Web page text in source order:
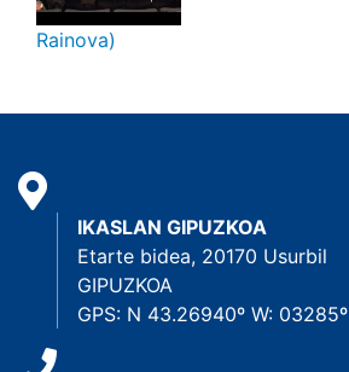
Rainova)
IKASLAN GIPUZKOA
Etarte bidea, 20170 Usurbil
GIPUZKOA
GPS: N 43.26940º W: 03285º